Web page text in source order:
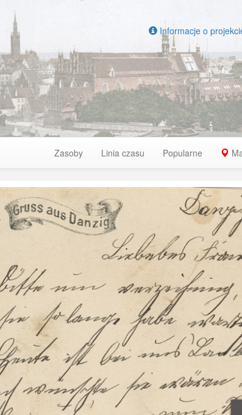
Informacje o
Zasoby Linia czasu Popularne